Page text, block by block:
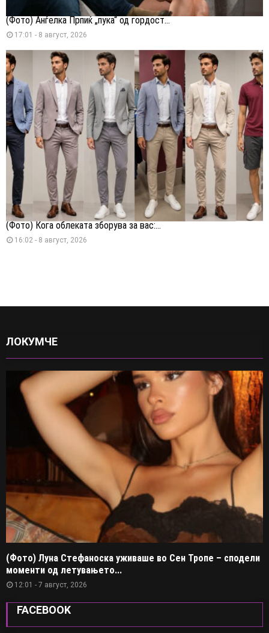
(Фото) Анѓелка Прпиќ „пука“ од гордост...
17:01 - 8 август, 2026
(Фото) Кога облеката зборува за вас:...
16:02 - 8 август, 2026
ЛОКУМЧЕ
(Фото) Луна Стефаноска уживаше во Сен Тропе – сподели
моменти од летувањето...
12:01 - 7 август, 2026
FACEBOOK